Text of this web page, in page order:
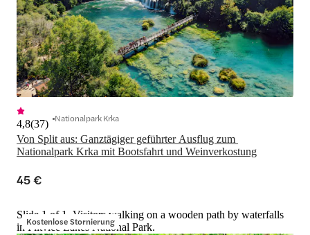
Von Split aus: Ganztägiger geführter Ausflug zum
Nationalpark Krka mit Bootsfahrt und Weinverkostung
4,8(37) Nationalpark Krka
45 €
Kostenlose Stornierung
Slide 1 of 1, Visitors walking on a wooden path by waterfalls
in Plitvice Lakes National Park.